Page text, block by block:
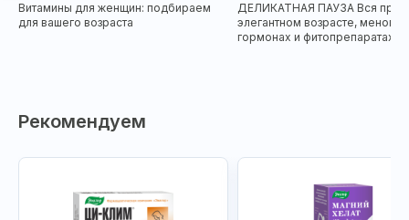
Витамины для женщин: подбираем
для вашего возраста
ДЕЛИКАТНАЯ ПАУЗА Вся
элегантном возрасте,
гормонах и фитопрепаратах
Рекомендуем